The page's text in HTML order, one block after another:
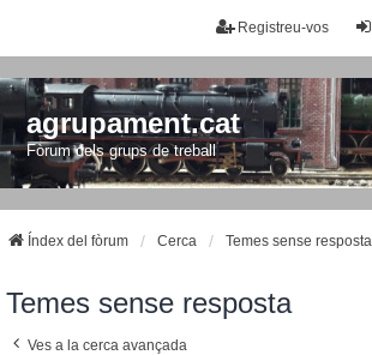
Registreu-vos
agrupament.cat
Fòrum dels grups de treball
Índex del fòrum Cerca Temes sense resposta
Temes sense resposta
Ves a la cerca avançada